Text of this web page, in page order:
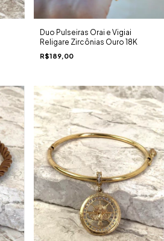
Duo Pulseiras Orai e Vigiai
Religare Zircônias Ouro 18K
R$189,00